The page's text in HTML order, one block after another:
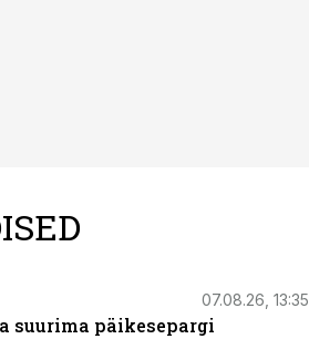
07.08.26, 13:35
suurima päikesepargi